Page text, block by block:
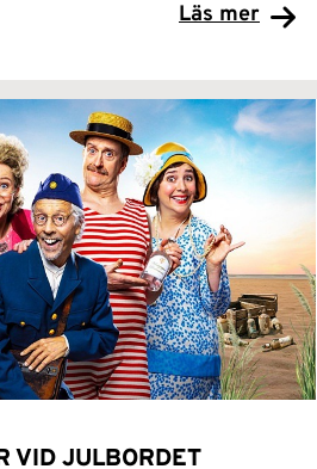
Läs mer
VID JULBORDET